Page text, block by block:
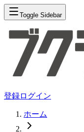
Toggle Sidebar
登録ログイン
ホーム